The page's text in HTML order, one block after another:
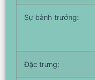
Sự bành trướng:
Đặc trưng: